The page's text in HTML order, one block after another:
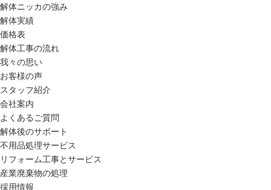
解体ニッカの強み
解体実績
価格表
解体工事の流れ
我々の思い
お客様の声
スタッフ紹介
会社案内
よくあるご質問
解体後のサポート
不用品処理サービス
リフォーム工事とサービス
産業廃棄物の処理
採用情報